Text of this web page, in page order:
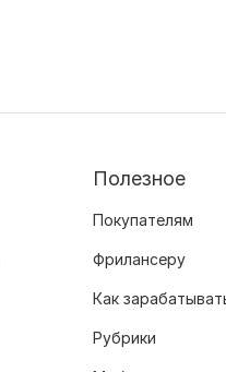
Полезное
Покупателям
Фрилансеру
Как
Рубрики